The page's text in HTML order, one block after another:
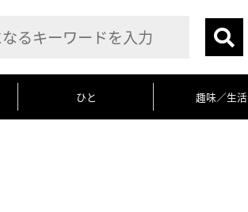
ひと 趣味／生活